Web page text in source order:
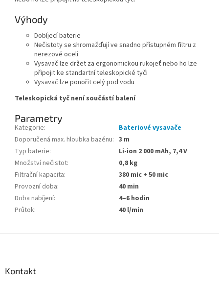
Výhody
Dobíjecí baterie
Nečistoty se shromažďují ve snadno přístupném filtru z
nerezové oceli
Vysavač lze držet za ergonomickou rukojeť nebo ho lze
připojit ke standartní teleskopické tyči
Vysavač lze ponořit celý pod vodu
Teleskopická tyč není součástí balení
Parametry
Kategorie:
Bateriové vysavače
Doporučená max. hloubka bazénu: 3 m
Typ baterie:
Li-ion 2 000 mAh, 7,4 V
Množství nečistot:
0,8 kg
Filtrační kapacita:
380 mic + 50 mic
Provozní doba:
40 min
Doba nabíjení:
4–6 hodin
Průtok: 40 l/min
Kontakt